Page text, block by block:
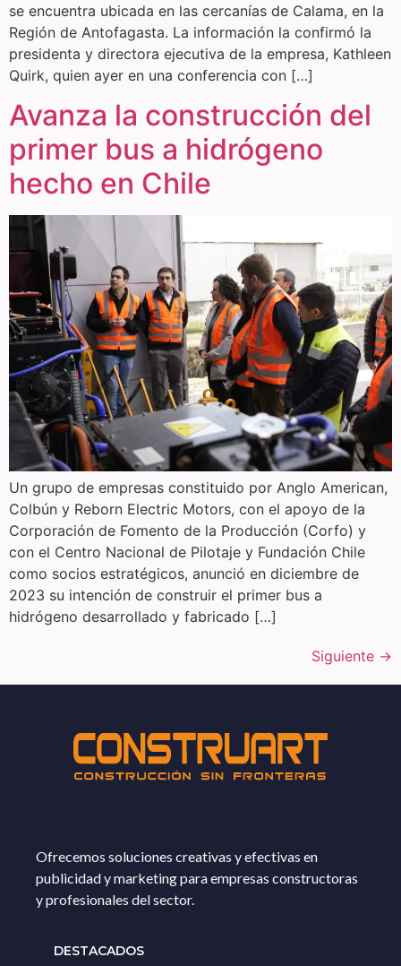
se encuentra ubicada en las cercanías de Calama, en la
Región de Antofagasta. La información la confirmó la
presidenta y directora ejecutiva de la empresa, Kathleen
Quirk, quien ayer en una conferencia con […]
Avanza la construcción del
primer bus a hidrógeno
hecho en Chile
Un grupo de empresas constituido por Anglo American,
Colbún y Reborn Electric Motors, con el apoyo de la
Corporación de Fomento de la Producción (Corfo) y
con el Centro Nacional de Pilotaje y Fundación Chile
como socios estratégicos, anunció en diciembre de
2023 su intención de construir el primer bus a
hidrógeno desarrollado y fabricado […]
Siguiente →
Ofrecemos soluciones creativas y efectivas en
publicidad y marketing para empresas constructoras
y profesionales del sector.
DESTACADOS